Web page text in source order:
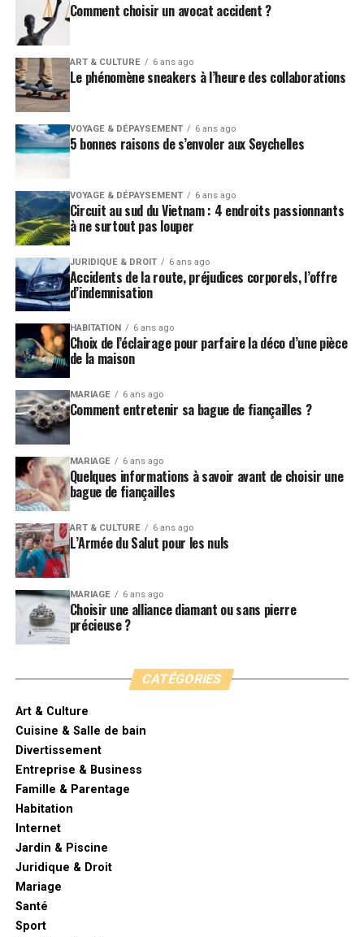
urbains, il aborde en détail les techniques
traditionnelles de composition, ainsi que des aspects
plus modernes apparus avec les possibilités offertes par
le numérique. Pour réaliser les photos vos voyages,
c’est une source d’inspiration inépuisable.
Comment choisir un avocat accident ?
ART & CULTURE 6 ans ago
Le phénomène sneakers à l’heure des collaborations
VOYAGE & DÉPAYSEMENT 6 ans ago
5 bonnes raisons de s’envoler aux Seychelles
VOYAGE & DÉPAYSEMENT 6 ans ago
Circuit au sud du Vietnam : 4 endroits passionnants
à ne surtout pas louper
JURIDIQUE & DROIT 6 ans ago
Accidents de la route, préjudices corporels, l’offre
d’indemnisation
HABITATION 6 ans ago
Choix de l’éclairage pour parfaire la déco d’une pièce
de la maison
MARIAGE 6 ans ago
Comment entretenir sa bague de fiançailles ?
MARIAGE 6 ans ago
Quelques informations à savoir avant de choisir une
bague de fiançailles
ART & CULTURE 6 ans ago
L’Armée du Salut pour les nuls
MARIAGE 6 ans ago
Choisir une alliance diamant ou sans pierre
précieuse ?
CATÉGORIES
Art & Culture
Cuisine & Salle de bain
Divertissement
Entreprise & Business
Famille & Parentage
Habitation
Internet
Jardin & Piscine
Juridique & Droit
Mariage
Santé
Sport